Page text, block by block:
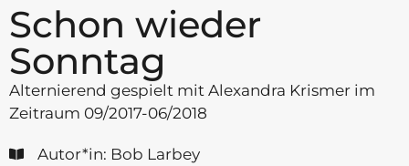
Schon wieder
Sonntag
Alternierend gespielt mit Alexandra Krismer im
Zeitraum 09/2017-06/2018
Autor*in: Bob Larbey